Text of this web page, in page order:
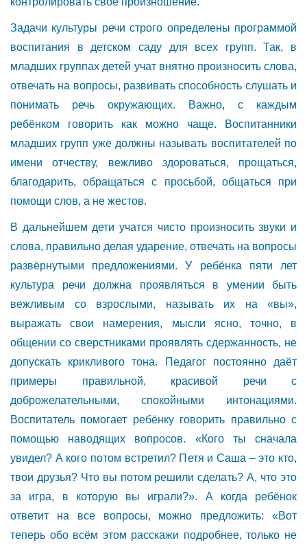
Задачи культуры речи строго определены программой
воспитания в детском саду для всех групп. Так, в
младших группах детей учат внятно произносить слова,
отвечать на вопросы, развивать способность слушать и
понимать речь окружающих. Важно, с каждым
ребёнком говорить как можно чаще. Воспитанники
младших групп уже должны называть воспитателей по
имени отчеству, вежливо здороваться, прощаться,
благодарить, обращаться с просьбой, общаться при
помощи слов, а не жестов.
В дальнейшем дети учатся чисто произносить звуки и
слова, правильно делая ударение, отвечать на вопросы
развёрнутыми предложениями. У ребёнка пяти лет
культура речи должна проявляться в умении быть
вежливым со взрослыми, называть их на «вы»,
выражать свои намерения, мысли ясно, точно, в
общении со сверстниками проявлять сдержанность, не
допускать крикливого тона. Педагог постоянно даёт
примеры правильной, красивой речи с
доброжелательными, спокойными интонациями.
Воспитатель помогает ребёнку говорить правильно с
помощью наводящих вопросов. «Кого ты сначала
увидел? А кого потом встретил? Петя и Саша – это кто,
твои друзья? Что вы потом решили сделать? А, что это
за игра, в которую вы играли?». А когда ребёнок
ответит на все вопросы, можно предложить: «Вот
теперь обо всём этом расскажи подробнее, только не